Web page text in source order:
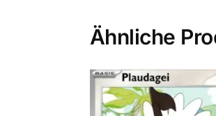
Ähnliche